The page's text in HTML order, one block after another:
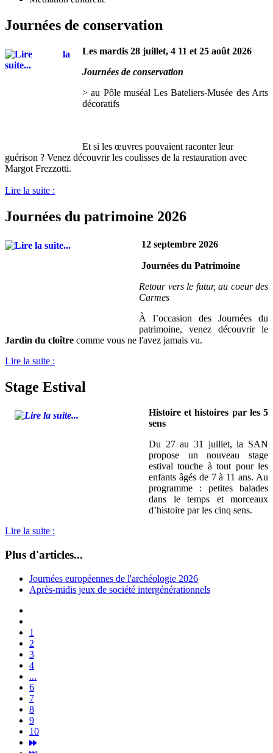
Journées de conservation
Les mardis 28 juillet, 4 11 et 25 août 2026
Journées de conservation
> au Pôle muséal Les Bateliers-Musée des Arts
décoratifs
Et si les œuvres pouvaient raconter leur
guérison ? Venez découvrir les coulisses de la restauration avec
Margot Frezzotti.
Lire la suite :
Journées du patrimoine 2026
12 septembre 2026
Journées du Patrimoine
Retour vers le futur, au coeur des
Carmes
À l’occasion des Journées du
patrimoine, venez découvrir le
Jardin du cloître comme vous ne l'avez jamais vu.
Lire la suite :
Stage Estival
Histoire et histoires par les 5
sens
Du 27 au 31 juillet, la SAN
propose un nouveau stage
estival touche à tout pour les
enfants âgés de 7 à 11 ans. Au
programme : petites balades
dans le temps et morceaux
d’histoire par les cinq sens.
Lire la suite :
Plus d'articles...
Journées européennes de l'archéologie 2026
Après-midis jeux de société intergénérationnels
1
2
3
4
...
6
7
8
9
10